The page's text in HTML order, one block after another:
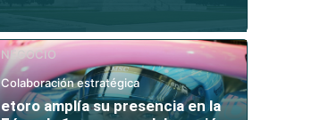
NEGOCIO
Colaboración estratégica
etoro amplía su presencia en la